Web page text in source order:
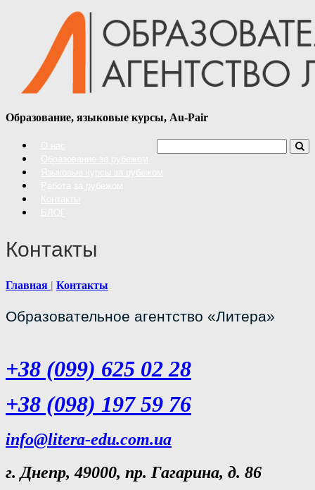
Образование, языковые курсы, Au-Pair
Контакты
Главная Контакты
Образовательное агентство «Литера»
+38 (099) 625 02 28
+38 (098) 197 59 76
info@litera-edu.com.ua
г. Днепр, 49000, пр. Гагарина, д. 86